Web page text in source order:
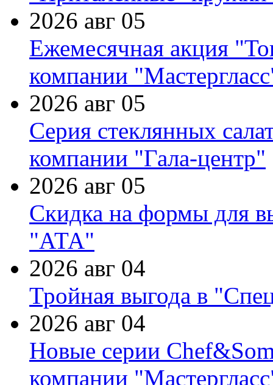
2026 авг 05
Ежемесячная акция
компании
2026 авг 05
Серия стеклянных
компании "Гала-центр"
2026 авг 05
Скидка на формы для
"АТА"
2026 авг 04
Тройная выгода в
2026 авг 04
Новые серии
компании